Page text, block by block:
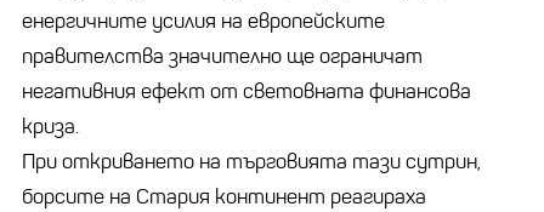
енергичните усилия на европейските
правителства значително ще ограничат
негативния ефект от световната финансова
криза.
При откриването на търговията тази сутрин,
борсите на Стария континент реагираха